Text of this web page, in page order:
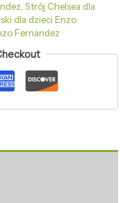
, Strój Chelsea dla
dla dzieci Enzo
Fernandez